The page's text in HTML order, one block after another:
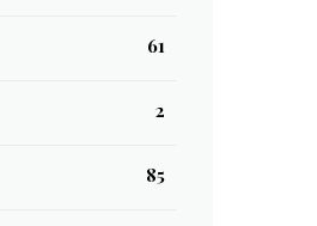
61
2
85